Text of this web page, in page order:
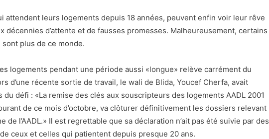
attendent leurs logements depuis 18 années, peuvent enfin voir leur rêve
décennies d’attente et de fausses promesses. Malheureusement, certains
plus de ce monde.
logements pendant une période aussi «longue» relève carrément du
d’une récente sortie de travail, le wali de Blida, Youcef Cherfa, avait
du défi : «La remise des clés aux souscripteurs des logements AADL 2001
de ce mois d’octobre, va clôturer définitivement les dossiers relevant
de l’AADL.» Il est regrettable que sa déclaration n’ait pas été suivie par des
ceux et celles qui patientent depuis presque 20 ans.